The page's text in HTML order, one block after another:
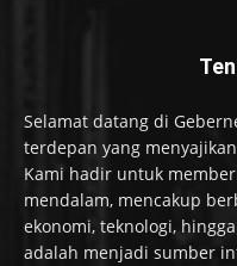
Selamat datang di
terdepan yang
Kami hadir untuk
mendalam, mencakup
ekonomi, teknologi,
adalah menjadi sumber